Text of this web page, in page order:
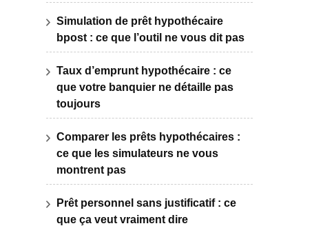
Simulation de prêt hypothécaire
bpost : ce que l’outil ne vous dit pas
Taux d’emprunt hypothécaire : ce
que votre banquier ne détaille pas
toujours
Comparer les prêts hypothécaires :
ce que les simulateurs ne vous
montrent pas
Prêt personnel sans justificatif : ce
que ça veut vraiment dire